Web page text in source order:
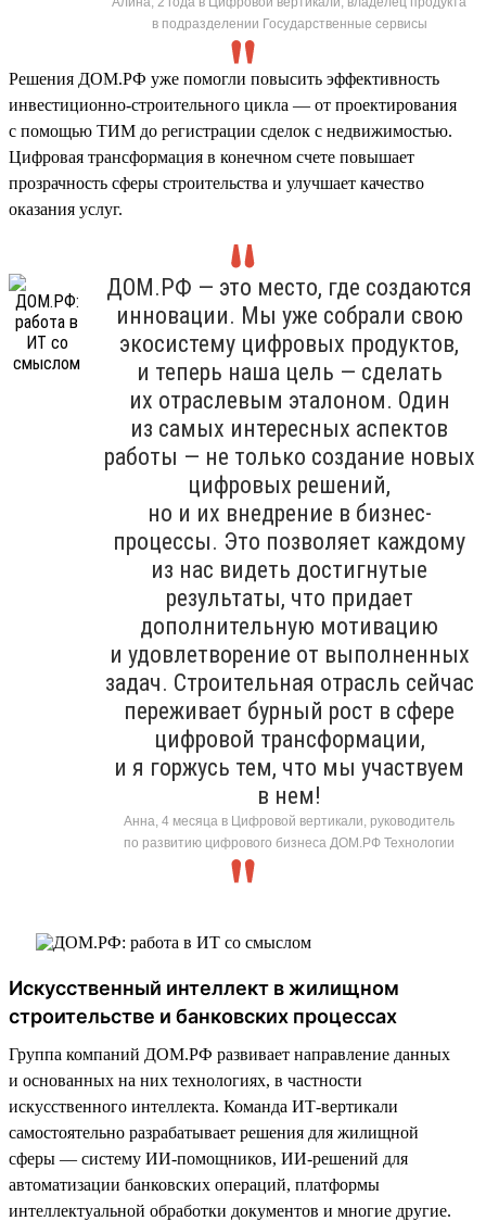
в подразделении Государственные сервисы
Решения ДОМ.РФ уже помогли повысить эффективность
инвестиционно-строительного цикла — от проектирования
с помощью ТИМ до регистрации сделок с недвижимостью.
Цифровая трансформация в конечном счете повышает
прозрачность сферы строительства и улучшает качество
оказания услуг.
ДОМ.РФ — это место, где создаются
инновации. Мы уже собрали свою
экосистему цифровых продуктов,
и теперь наша цель — сделать
их отраслевым эталоном. Один
из самых интересных аспектов
работы — не только создание новых
цифровых решений,
но и их внедрение в бизнес-
процессы. Это позволяет каждому
из нас видеть достигнутые
результаты, что придает
дополнительную мотивацию
и удовлетворение от выполненных
задач. Строительная отрасль сейчас
переживает бурный рост в сфере
цифровой трансформации,
и я горжусь тем, что мы участвуем
в нем!
Анна, 4 месяца в Цифровой вертикали, руководитель
по развитию цифрового бизнеса ДОМ.РФ Технологии
Искусственный интеллект в жилищном
строительстве и банковских процессах
Группа компаний ДОМ.РФ развивает направление данных
и основанных на них технологиях, в частности
искусственного интеллекта. Команда ИТ-вертикали
самостоятельно разрабатывает решения для жилищной
сферы — систему ИИ-помощников, ИИ-решений для
автоматизации банковских операций, платформы
интеллектуальной обработки документов и многие другие.